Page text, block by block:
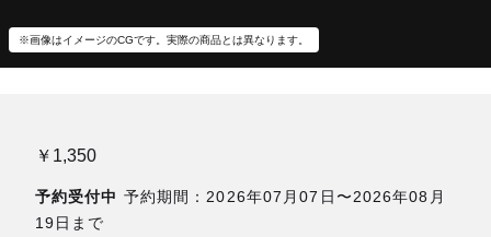
※画像はイメージのCGです。実際の商品とは異なります。
￥1,350
予約受付中 予約期間：2026年07月07日〜2026年08月
19日まで